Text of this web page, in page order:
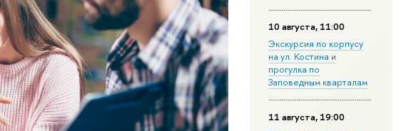
10 августа, 11:00
Экскурсия по корпусу
на ул. Костина и
прогулка по
Заповедным кварталам
11 августа, 19:00